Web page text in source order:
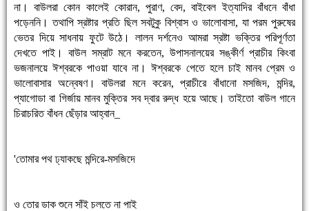
না। বাউলরা কোন কালেই কোরান, পুরাণ, বেদ, বাইবেল ইত্যাদির বাঁধনে বাঁধা
পড়েননি। তথাপি স্রষ্টার প্রতি ছিল সবটুকু বিশ্বাস ও ভালোবাসা, যা পরম পুরুষের
ভেতর দিয়ে সাধনায় ফুটে উঠে। লালন দর্শনেও আমরা স্রষ্টা ভক্তির পরিপূর্ণতা
দেখতে পাই। বাউল সম্রাট মনে করতেন, উপাসনালয়ের সঙ্কীর্ণ প্রাচীর কিংবা
ভজনালয়ে ঈশ্বরকে পাওয়া যাবে না। ঈশ্বরকে পেতে হলে চাই মানব প্রেম ও
ভালোবাসার অন্বেষণ। বাউলরা মনে করেন, প্রাচীরে বাঁধানো মসজিদ, মন্দির,
প্যাগোডা বা গির্জায় মানব মুক্তির সব দ্বার রুদ্ধ হয়ে আছে। তাইতো বাউল গানে
চিরাচরিত বাঁধন ছেঁড়ার আহ্বান_
'তোমার পথ ঢ্যাকছে মন্দিরে-মসজিদে
ও তোর ডাক শুনে সাঁই চলতে না পাই